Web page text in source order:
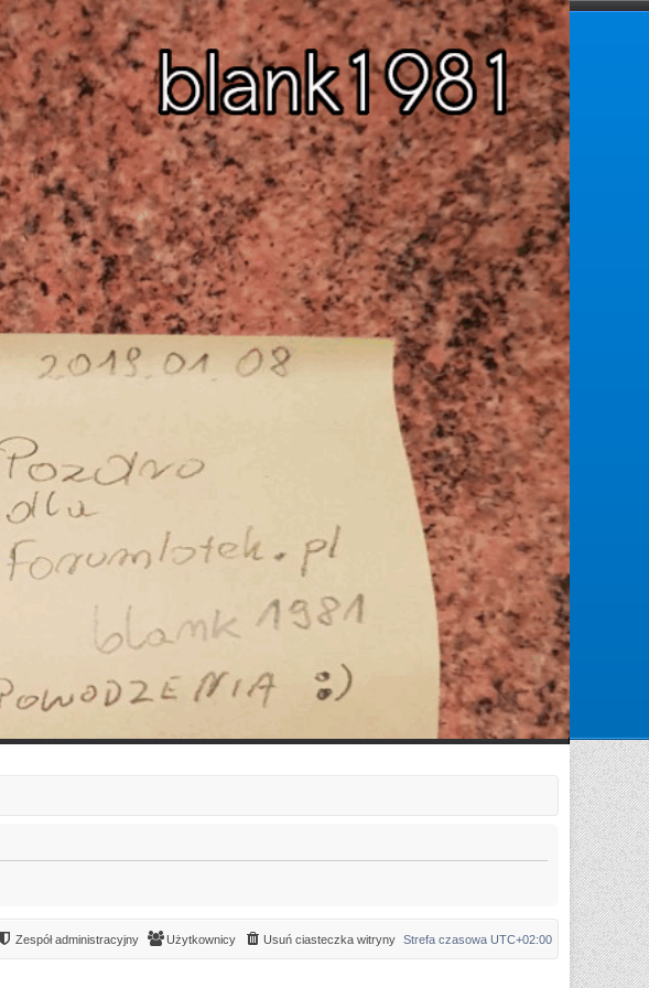
Zaloguj się
Zarejestruj się
Strefa czasowa UTC+02:00
Usuń ciasteczka witryny
Użytkownicy
Zespół administracyjny